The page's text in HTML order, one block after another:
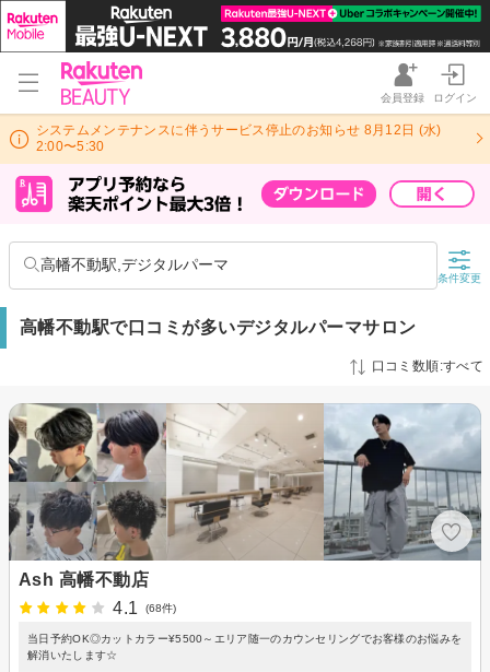
会員登録 ログイン
システムメンテナンスに伴うサービス停止のお知らせ 8月12日 (水)
2:00〜5:30
高幡不動駅,デジタルパーマ
条件変更
高幡不動駅で口コミが多いデジタルパーマサロン
口コミ数順:すべて
Ash 高幡不動店
4.1
(68件)
当日予約OK◎カットカラー¥5500～エリア随一のカウンセリングでお客様のお悩みを
解消いたします☆